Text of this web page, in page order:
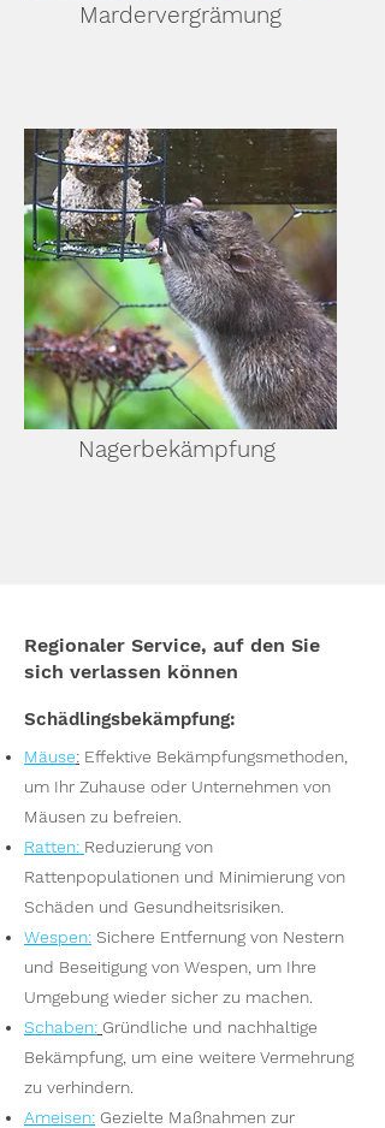
Mardervergrämung
Nagerbekämpfung
Regionaler Service, auf den Sie
sich verlassen können
Schädlingsbekämpfung:
Mäuse: Effektive Bekämpfungsmethoden,
um Ihr Zuhause oder Unternehmen von
Mäusen zu befreien.
Ratten: Reduzierung von
Rattenpopulationen und Minimierung von
Schäden und Gesundheitsrisiken.
Wespen: Sichere Entfernung von Nestern
und Beseitigung von Wespen, um Ihre
Umgebung wieder sicher zu machen.
Schaben: Gründliche und nachhaltige
Bekämpfung, um eine weitere Vermehrung
zu verhindern.
Ameisen: Gezielte Maßnahmen zur